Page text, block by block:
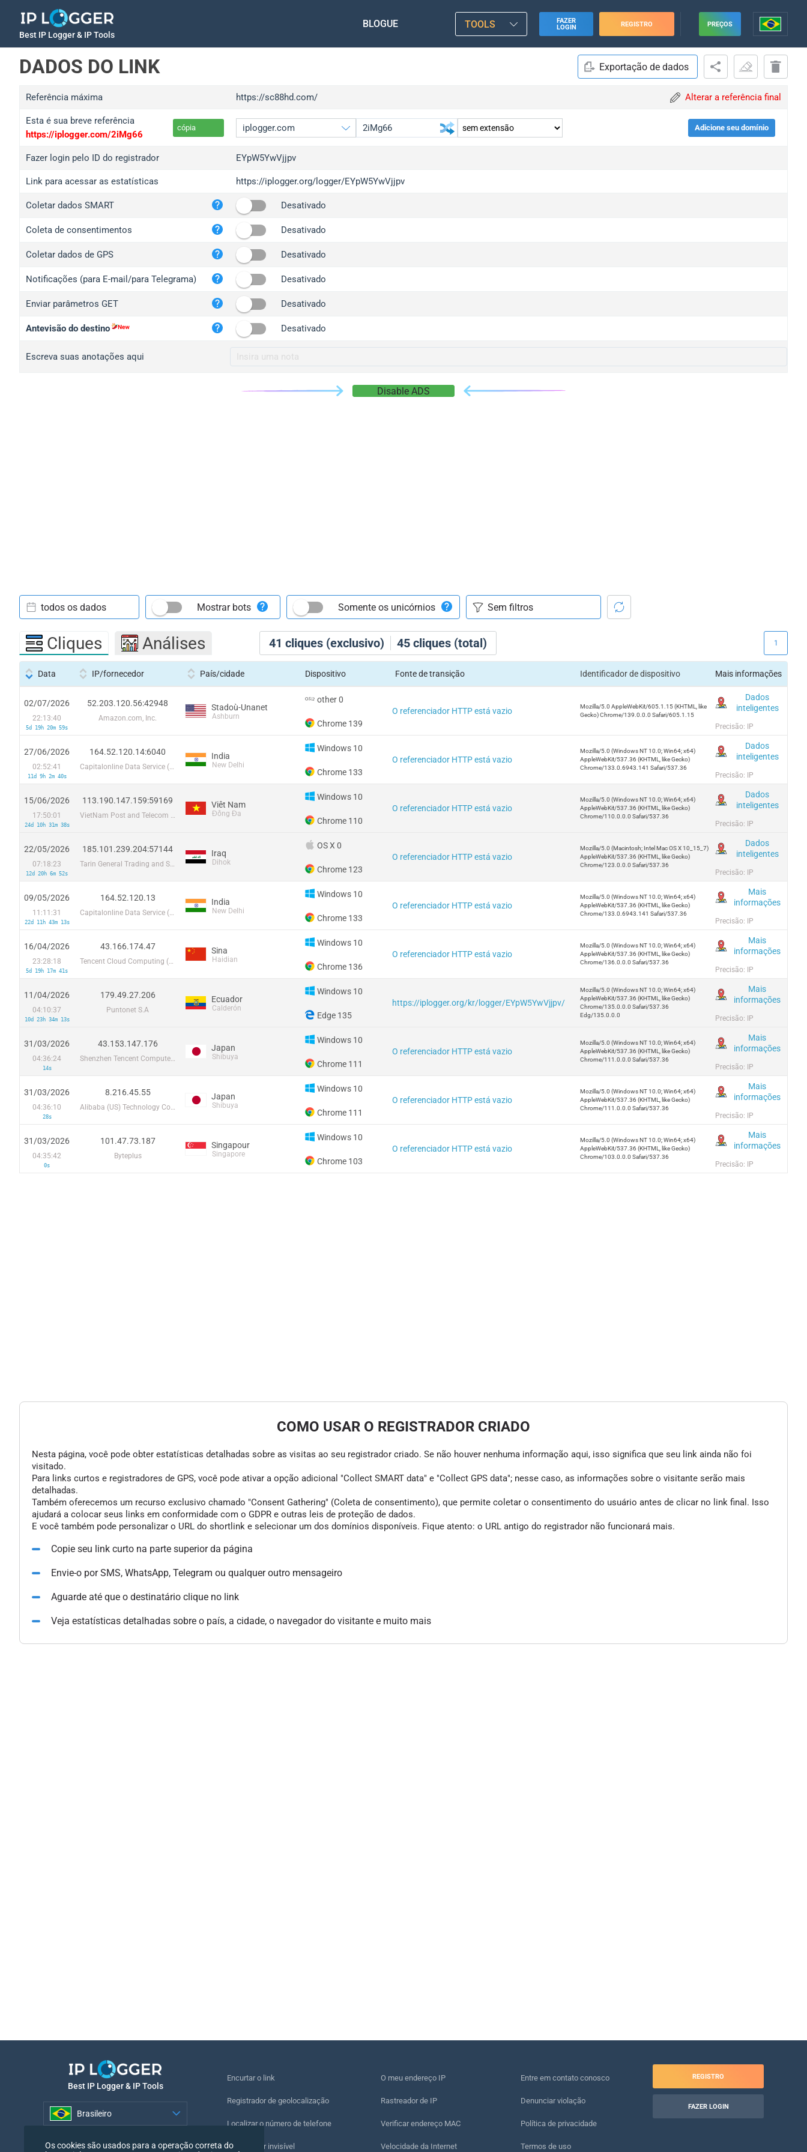
Best IP Logger & IP Tools
BLOGUE TOOLS
FAZER
LOGIN
REGISTRO PREÇOS
DADOS DO LINK Exportação de dados
Referência máxima https://sc88hd.com/ Alterar a referência final
Esta é sua breve referência
https://iplogger.com/2iMg66
cópia
iplogger.org
wl.gl
ed.tc
iplogger.com
iplogger.co
2no.co
yip.su
iplogger.info
Adicione seu domínio
Fazer login pelo ID do registrador EYpW5YwVjjpv
Link para acessar as estatísticas https://iplogger.org/logger/EYpW5YwVjjpv
Coletar dados SMART Desativado
Coleta de consentimentos Desativado
Coletar dados de GPS Desativado
Notificações (para E-mail/para Telegrama) Desativado
Enviar parâmetros GET Desativado
Antevisão do destino Desativado
Escreva suas anotações aqui
Disable ADS
41 cliques (exclusivo) 45 cliques (total)
todos os dados Mostrar bots Somente os unicórnios
Cliques Análises 1
Data IP/fornecedor País/cidade Dispositivo Fonte de transição Identificador de dispositivo Mais informações
02/07/2026
22:13:40
5d 19h 20m 59s
52.203.120.56:42948
Amazon.com, Inc.
Stadoù-Unanet
Ashburn
other 0
Chrome 139
O referenciador HTTP está vazio
Mozilla/5.0 AppleWebKit/605.1.15 (KHTML, like
Gecko) Chrome/139.0.0.0 Safari/605.1.15
Dados
inteligentes
Precisão: IP
27/06/2026
02:52:41
11d 9h 2m 40s
164.52.120.14:6040
Capitalonline Data Service (HK) Co
India
New Delhi
Windows 10
Chrome 133
O referenciador HTTP está vazio
Mozilla/5.0 (Windows NT 10.0; Win64; x64)
AppleWebKit/537.36 (KHTML, like Gecko)
Chrome/133.0.6943.141 Safari/537.36
Dados
inteligentes
Precisão: IP
15/06/2026
17:50:01
24d 10h 31m 38s
113.190.147.159:59169
VietNam Post and Telecom Corporation
Viêt Nam
Đống Đa
Windows 10
Chrome 110
O referenciador HTTP está vazio
Mozilla/5.0 (Windows NT 10.0; Win64; x64)
AppleWebKit/537.36 (KHTML, like Gecko)
Chrome/110.0.0.0 Safari/537.36
Dados
inteligentes
Precisão: IP
22/05/2026
07:18:23
12d 20h 6m 52s
185.101.239.204:57144
Tarin General Trading and Setting Up Internet Device LTD
Iraq
Dihok
OS X 0
Chrome 123
O referenciador HTTP está vazio
Mozilla/5.0 (Macintosh; Intel Mac OS X 10_15_7)
AppleWebKit/537.36 (KHTML, like Gecko)
Chrome/123.0.0.0 Safari/537.36
Dados
inteligentes
Precisão: IP
09/05/2026
11:11:31
22d 11h 43m 13s
164.52.120.13
Capitalonline Data Service (HK) Co
India
New Delhi
Windows 10
Chrome 133
O referenciador HTTP está vazio
Mozilla/5.0 (Windows NT 10.0; Win64; x64)
AppleWebKit/537.36 (KHTML, like Gecko)
Chrome/133.0.6943.141 Safari/537.36
Mais
informações
Precisão: IP
16/04/2026
23:28:18
5d 19h 17m 41s
43.166.174.47
Tencent Cloud Computing (Beijing) Co
Sina
Haidian
Windows 10
Chrome 136
O referenciador HTTP está vazio
Mozilla/5.0 (Windows NT 10.0; Win64; x64)
AppleWebKit/537.36 (KHTML, like Gecko)
Chrome/136.0.0.0 Safari/537.36
Mais
informações
Precisão: IP
11/04/2026
04:10:37
10d 23h 34m 13s
179.49.27.206
Puntonet S.A
Ecuador
Calderón
Windows 10
Edge 135
https://iplogger.org/kr/logger/EYpW5YwVjjpv/
Mozilla/5.0 (Windows NT 10.0; Win64; x64)
AppleWebKit/537.36 (KHTML, like Gecko)
Chrome/135.0.0.0 Safari/537.36
Edg/135.0.0.0
Mais
informações
Precisão: IP
31/03/2026
04:36:24
14s
43.153.147.176
Shenzhen Tencent Computer Systems Company Limited
Japan
Shibuya
Windows 10
Chrome 111
O referenciador HTTP está vazio
Mozilla/5.0 (Windows NT 10.0; Win64; x64)
AppleWebKit/537.36 (KHTML, like Gecko)
Chrome/111.0.0.0 Safari/537.36
Mais
informações
Precisão: IP
31/03/2026
04:36:10
28s
8.216.45.55
Alibaba (US) Technology Co., Ltd.
Japan
Shibuya
Windows 10
Chrome 111
O referenciador HTTP está vazio
Mozilla/5.0 (Windows NT 10.0; Win64; x64)
AppleWebKit/537.36 (KHTML, like Gecko)
Chrome/111.0.0.0 Safari/537.36
Mais
informações
Precisão: IP
31/03/2026
04:35:42
0s
101.47.73.187
Byteplus
Singapour
Singapore
Windows 10
Chrome 103
O referenciador HTTP está vazio
Mozilla/5.0 (Windows NT 10.0; Win64; x64)
AppleWebKit/537.36 (KHTML, like Gecko)
Chrome/103.0.0.0 Safari/537.36
Mais
informações
Precisão: IP
COMO USAR O REGISTRADOR CRIADO
Nesta página, você pode obter estatísticas detalhadas sobre as visitas ao seu registrador criado. Se não houver nenhuma informação aqui, isso significa que seu link ainda não foi
visitado.
Para links curtos e registradores de GPS, você pode ativar a opção adicional "Collect SMART data" e "Collect GPS data"; nesse caso, as informações sobre o visitante serão mais
detalhadas.
Também oferecemos um recurso exclusivo chamado "Consent Gathering" (Coleta de consentimento), que permite coletar o consentimento do usuário antes de clicar no link final. Isso
ajudará a colocar seus links em conformidade com o GDPR e outras leis de proteção de dados.
E você também pode personalizar o URL do shortlink e selecionar um dos domínios disponíveis. Fique atento: o URL antigo do registrador não funcionará mais.
Copie seu link curto na parte superior da página
Envie-o por SMS, WhatsApp, Telegram ou qualquer outro mensageiro
Aguarde até que o destinatário clique no link
Veja estatísticas detalhadas sobre o país, a cidade, o navegador do visitante e muito mais
Best IP Logger & IP Tools
Brasileiro
Encurtar o link
Registrador de geolocalização
Localizar o número de telefone
Registrador invisível
O meu endereço IP
Rastreador de IP
Verificar endereço MAC
Velocidade da Internet
Entre em contato conosco
Denunciar violação
Política de privacidade
Termos de uso
REGISTRO
FAZER LOGIN
Os cookies são usados para a operação correta do